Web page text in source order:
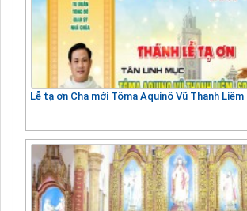
Lễ tạ ơn Cha mới Tôma Aquinô Vũ Thanh Liêm